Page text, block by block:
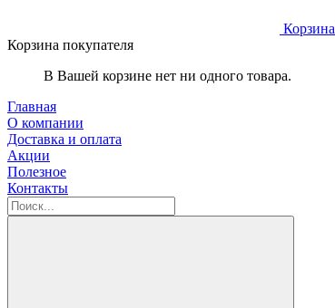
Корзина
Корзина покупателя
В Вашей корзине нет ни одного товара.
Главная
О компании
Доставка и оплата
Акции
Полезное
Контакты